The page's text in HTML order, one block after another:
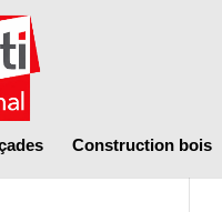
Construction bois